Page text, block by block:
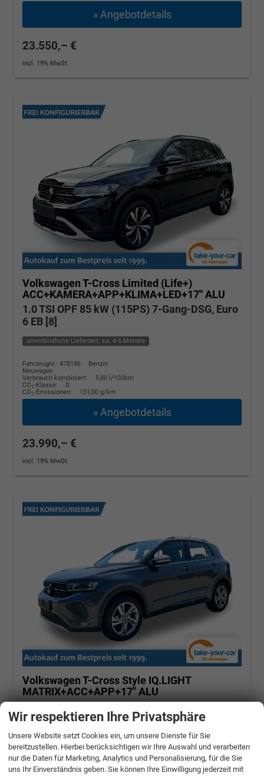
» Angebotdetails
23.550,– €
incl. 19% MwSt.
Volkswagen T-Cross Limited (Life+)
ACC+KAMERA+APP+KLIMA+LED+17'' ALU
1.0 TSI OPF 85 kW (115PS) 7-Gang-DSG, Euro
6 EB [8]
unverbindliche Lieferzeit: ca. 4-5 Monate
Fahrzeugnr.: 478186
Benzin
Neuwagen
Verbrauch kombiniert:
5,80 l/100km
CO2-Klasse:
D
CO2-Emissionen: 131,00 g/km
» Angebotdetails
23.990,– €
incl. 19% MwSt.
Volkswagen T-CrossStyle IQ.LIGHT
MATRIX+ACC+APP+17'' ALU
6 EB [8]
unverbindliche Lieferzeit: ca. 4-5 Monate
Fahrzeugnr.: 478189
Benzin
Neuwagen
Wir respektieren Ihre Privatsphäre
Unsere Website setzt Cookies ein, um unsere Dienste für Sie
bereitzustellen. Hierbei berücksichtigen wir Ihre Auswahl und verarbeiten
nur die Daten für Marketing, Analytics und Personalisierung, für die Sie
uns Ihr Einverständnis geben. Sie können Ihre Einwilligung jederzeit mit